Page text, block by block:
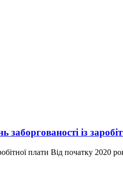
із
плати Від початку 2020